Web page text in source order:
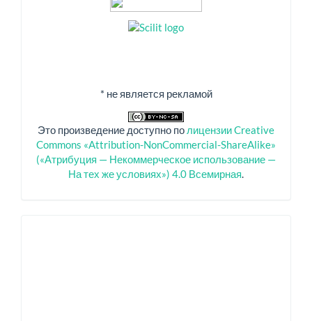
* не является рекламой
Это произведение доступно по лицензии Creative
Commons «Attribution-NonCommercial-ShareAlike»
(«Атрибуция — Некоммерческое использование —
На тех же условиях») 4.0 Всемирная.